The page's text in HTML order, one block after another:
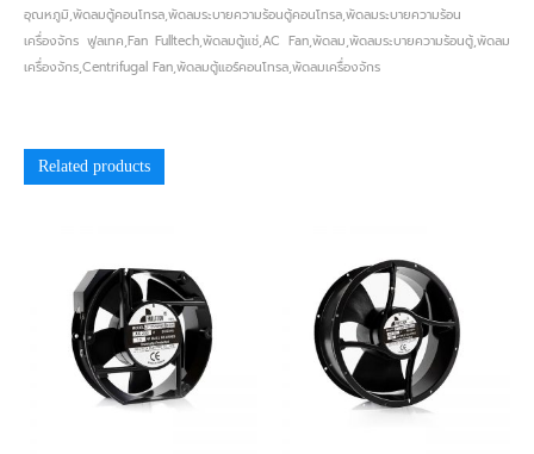
อุณหภูมิ,พัดลมตู้คอนโทรล,พัดลมระบายความร้อนตู้คอนโทรล,พัดลมระบายความร้อน
เครื่องจักร ฟูลเทค,Fan Fulltech,พัดลมตู้แช่,AC Fan,พัดลม,พัดลมระบายความร้อนตู้,พัดลม
เครื่องจักร,Centrifugal Fan,พัดลมตู้แอร์คอนโทรล,พัดลมเครื่องจักร
Related products